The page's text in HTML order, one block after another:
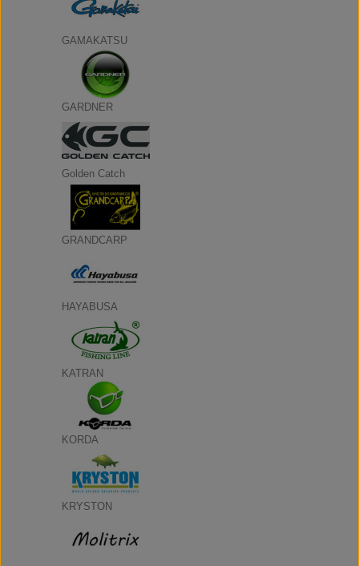
GAMAKATSU
GARDNER
Golden Catch
GRANDCARP
HAYABUSA
KATRAN
KORDA
KRYSTON